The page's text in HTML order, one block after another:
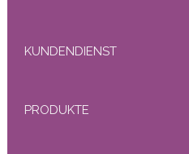
KUNDENDIENST
PRODUKTE